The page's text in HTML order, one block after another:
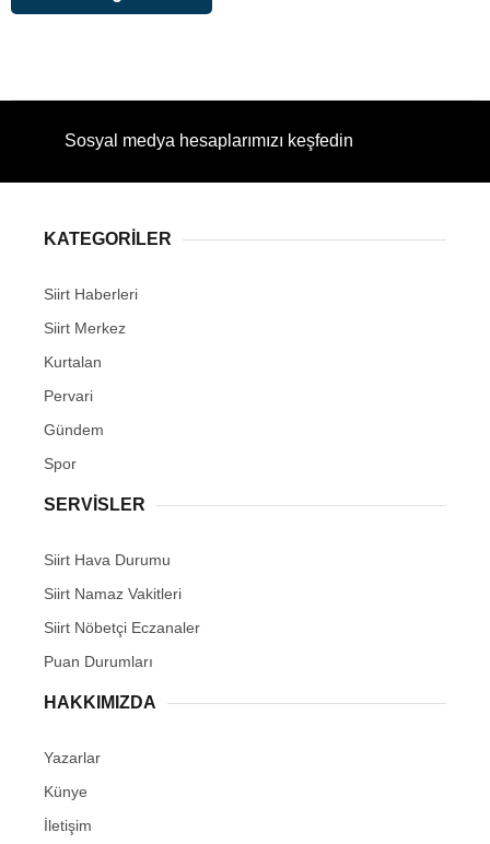
Sosyal medya hesaplarımızı keşfedin
KATEGORİLER
Siirt Haberleri
Siirt Merkez
Kurtalan
Pervari
Gündem
Spor
SERVİSLER
Siirt Hava Durumu
Siirt Namaz Vakitleri
Siirt Nöbetçi Eczanaler
Puan Durumları
HAKKIMIZDA
Yazarlar
Künye
İletişim